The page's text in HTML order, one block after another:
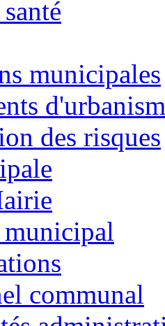
municipales
des risques
communal